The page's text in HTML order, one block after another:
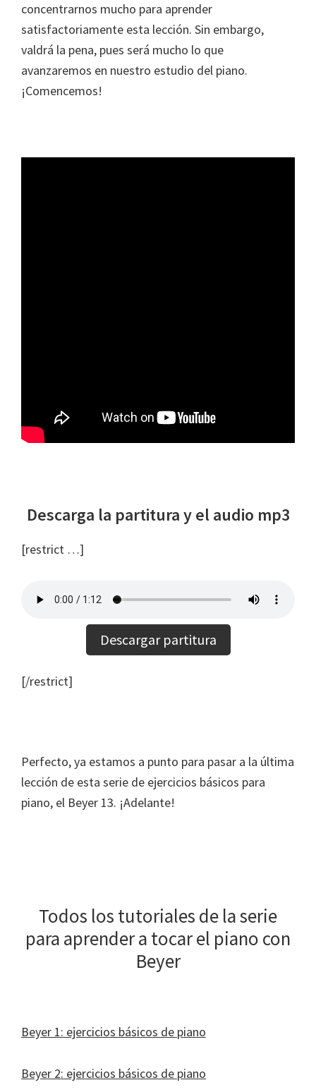
concentrarnos mucho para aprender
satisfactoriamente esta lección. Sin embargo,
valdrá la pena, pues será mucho lo que
avanzaremos en nuestro estudio del piano.
¡Comencemos!
Descarga la partitura y el audio mp3
[restrict …]
Descargar partitura
[/restrict]
Perfecto, ya estamos a punto para pasar a la última
lección de esta serie de ejercicios básicos para
piano, el Beyer 13. ¡Adelante!
Todos los tutoriales de la serie
para aprender a tocar el piano con
Beyer
Beyer 1: ejercicios básicos de piano
Beyer 2: ejercicios básicos de piano